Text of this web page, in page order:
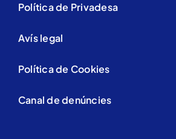
Política de Privadesa
Avís legal
Política de Cookies
Canal de denúncies